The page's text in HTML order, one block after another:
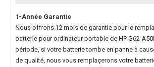
1-Année Garantie
Nous offrons 12 mois de garantie pour le
batterie pour ordinateur portable de HP G62-
période, si votre batterie tombe en panne à
de qualité, nous vous remplaçerons votre